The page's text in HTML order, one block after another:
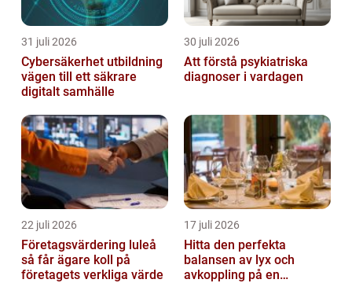
31 juli 2026
Cybersäkerhet utbildning
vägen till ett säkrare
digitalt samhälle
30 juli 2026
Att förstå psykiatriska
diagnoser i vardagen
22 juli 2026
Företagsvärdering luleå
så får ägare koll på
företagets verkliga värde
17 juli 2026
Hitta den perfekta
balansen av lyx och
avkoppling på en